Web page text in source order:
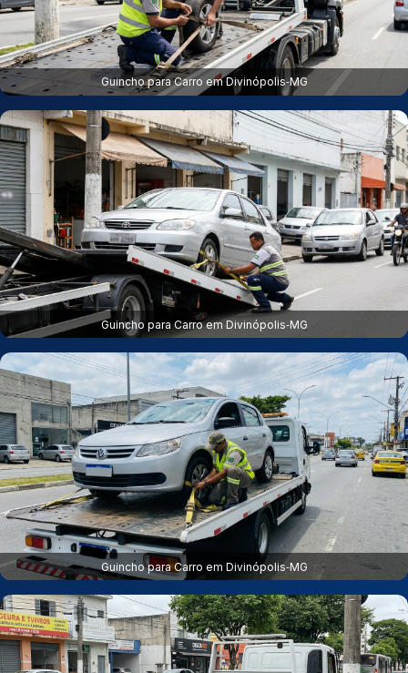
Guincho para Carro em Divinópolis‑MG
Guincho para Carro em Divinópolis‑MG
Guincho para Carro em Divinópolis‑MG